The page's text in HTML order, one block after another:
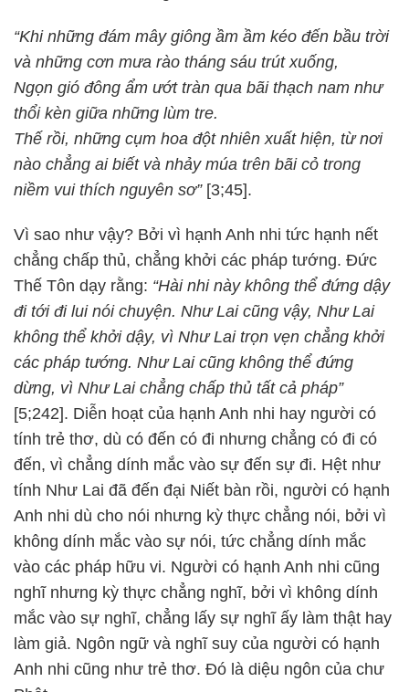
“Khi những đám mây giông ầm ầm kéo đến bầu trời
và những cơn mưa rào tháng sáu trút xuống,
Ngọn gió đông ẩm ướt tràn qua bãi thạch nam như
thổi kèn giữa những lùm tre.
Thế rồi, những cụm hoa đột nhiên xuất hiện, từ nơi
nào chẳng ai biết và nhảy múa trên bãi cỏ trong
niềm vui thích nguyên sơ”[3;45].
Vì sao như vậy? Bởi vì hạnh Anh nhi tức hạnh nết
chẳng chấp thủ, chẳng khởi các pháp tướng. Đức
Thế Tôn dạy rằng: “Hài nhi này không thể đứng dậy
đi tới đi lui nói chuyện. Như Lai cũng vậy, Như Lai
không thể khởi dậy, vì Như Lai trọn vẹn chẳng khởi
các pháp tướng. Như Lai cũng không thể đứng
dừng, vì Như Lai chẳng chấp thủ tất cả pháp”
[5;242]. Diễn hoạt của hạnh Anh nhi hay người có
tính trẻ thơ, dù có đến có đi nhưng chẳng có đi có
đến, vì chẳng dính mắc vào sự đến sự đi. Hệt như
tính Như Lai đã đến đại Niết bàn rồi, người có hạnh
Anh nhi dù cho nói nhưng kỳ thực chẳng nói, bởi vì
không dính mắc vào sự nói, tức chẳng dính mắc
vào các pháp hữu vi. Người có hạnh Anh nhi cũng
nghĩ nhưng kỳ thực chẳng nghĩ, bởi vì không dính
mắc vào sự nghĩ, chẳng lấy sự nghĩ ấy làm thật hay
làm giả. Ngôn ngữ và nghĩ suy của người có hạnh
Anh nhi cũng như trẻ thơ. Đó là diệu ngôn của chư